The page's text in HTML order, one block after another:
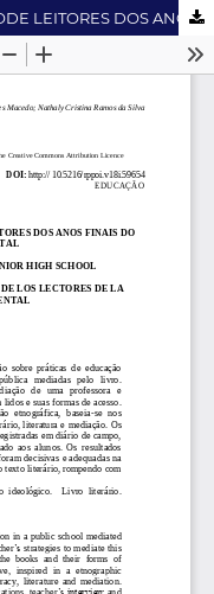
O LIVRO LITERÁRIO NA FORMAÇÃODE LEITORES DOS ANOS FINAIS DO ENSINO FUNDAMENTAL